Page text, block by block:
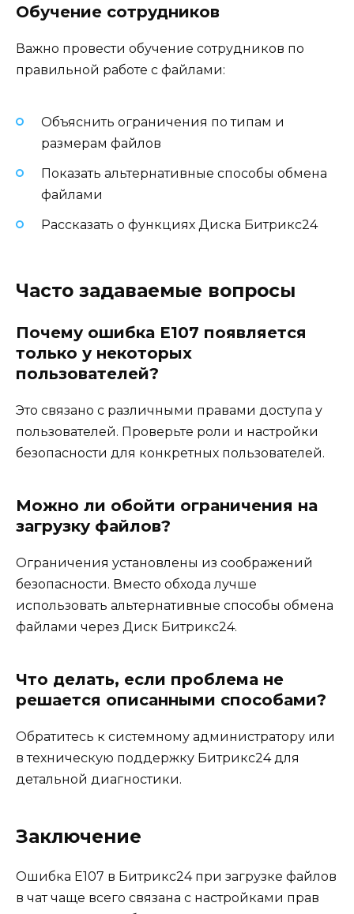
Обучение сотрудников
Важно провести обучение сотрудников по
правильной работе с файлами:
Объяснить ограничения по типам и
размерам файлов
Показать альтернативные способы обмена
файлами
Рассказать о функциях Диска Битрикс24
Часто задаваемые вопросы
Почему ошибка E107 появляется
только у некоторых
пользователей?
Это связано с различными правами доступа у
пользователей. Проверьте роли и настройки
безопасности для конкретных пользователей.
Можно ли обойти ограничения на
загрузку файлов?
Ограничения установлены из соображений
безопасности. Вместо обхода лучше
использовать альтернативные способы обмена
файлами через Диск Битрикс24.
Что делать, если проблема не
решается описанными способами?
Обратитесь к системному администратору или
в техническую поддержку Битрикс24 для
детальной диагностики.
Заключение
Ошибка E107 в Битрикс24 при загрузке файлов
в чат чаще всего связана с настройками прав